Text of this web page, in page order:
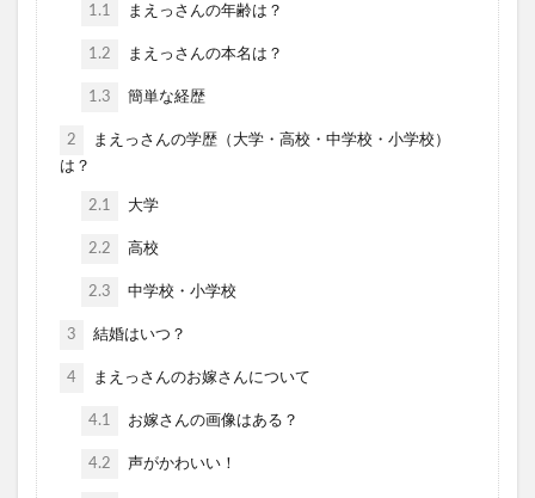
1.1 まえっさんの年齢は？
1.2 まえっさんの本名は？
1.3 簡単な経歴
2
まえっさんの学歴（大学・高校・中学校・小学校）
は？
2.1 大学
2.2 高校
2.3 中学校・小学校
3 結婚はいつ？
4 まえっさんのお嫁さんについて
4.1 お嫁さんの画像はある？
4.2 声がかわいい！